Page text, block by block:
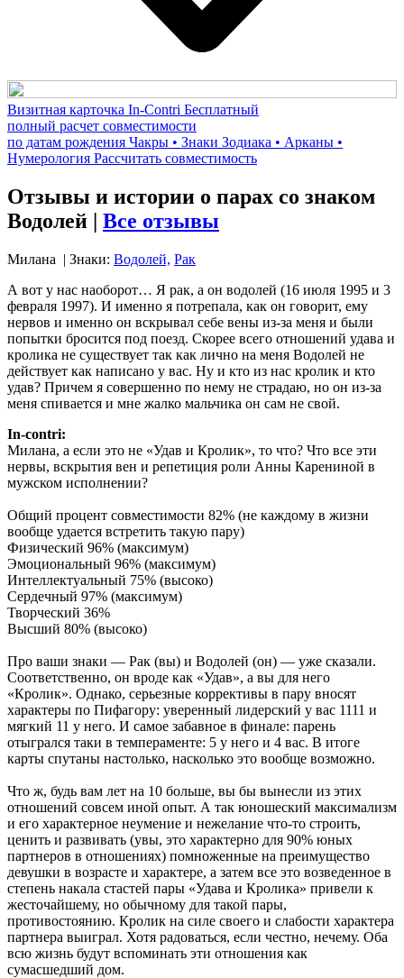
Визитная карточка In-Contri Бесплатный
полный расчет совместимости
по датам рождения Чакры • Знаки Зодиака • Арканы •
Нумерология Рассчитать совместимость
Отзывы и истории о парах со знаком
Водолей | Все отзывы
Милана | Знаки: Водолей, Рак
А вот у нас наоборот… Я рак, а он водолей (16 июля 1995 и 3
февраля 1997). И именно я потрепала, как он говорит, ему
нервов и именно он вскрывал себе вены из-за меня и были
попытки бросится под поезд. Скорее всего отношений удава и
кролика не существует так как лично на меня Водолей не
действует как написано у вас. Ну и кто из нас кролик и кто
удав? Причем я совершенно по нему не страдаю, но он из-за
меня спивается и мне жалко мальчика он сам не свой.
In-contri:
Милана, а если это не «Удав и Кролик», то что? Что все эти
нервы, вскрытия вен и репетиция роли Анны Карениной в
мужском исполнении?
Общий процент совместимости 82% (не каждому в жизни
вообще удается встретить такую пару)
Физический 96% (максимум)
Эмоциональный 96% (максимум)
Интеллектуальный 75% (высоко)
Сердечный 97% (максимум)
Творческий 36%
Высший 80% (высоко)
Про ваши знаки — Рак (вы) и Водолей (он) — уже сказали.
Соответственно, он вроде как «Удав», а вы для него
«Кролик». Однако, серьезные коррективы в пару вносят
характеры по Пифагору: уверенный лидерский у вас 1111 и
мягкий 11 у него. И самое забавное в финале: парень
отыгрался таки в темпераменте: 5 у него и 4 вас. В итоге
карты спутаны настолько, насколько это вообще возможно.
Что ж, будь вам лет на 10 больше, вы бы вынесли из этих
отношений совсем иной опыт. А так юношеский максимализм
и его характерное неумение и нежелание что-то строить,
ценить и развивать (увы, это характерно для 90% юных
партнеров в отношениях) помноженные на преимущество
девушки в возрасте и характере, а затем все это возведенное в
степень накала стастей пары «Удава и Кролика» привели к
жесточайшему, но обычному для такой пары,
противостоянию. Кролик на силе своего и слабости характера
партнера выиграл. Хотя радоваться, если честно, нечему. Оба
всю жизнь будут вспоминать эти отношения как
сумасшедший дом.